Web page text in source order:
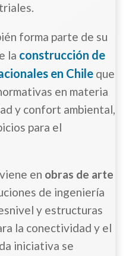
forma parte de su
la construcción de
en Chile que
en materia
y confort ambiental,
para el
en obras de arte
de ingeniería
y estructuras
la conectividad y el
iniciativa se